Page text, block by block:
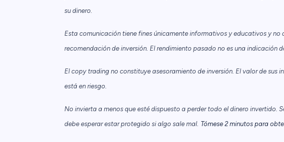
su dinero.
Esta comunicación tiene fines únicamente informativos y educativos y no
recomendación de inversión. El rendimiento pasado no es una indicación
El copy trading no constituye asesoramiento de inversión. El valor de sus
está en riesgo.
No invierta a menos que esté dispuesto a perder todo el dinero invertido.
debe esperar estar protegido si algo sale mal. Tómese 2 minutos para